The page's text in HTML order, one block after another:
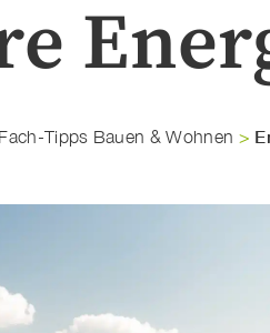
Fach-Tipps Bauen & Wohnen >